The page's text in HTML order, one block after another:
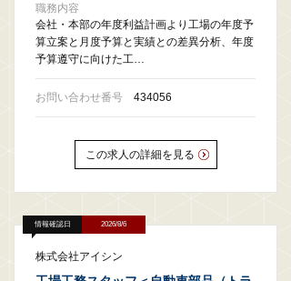
職務内容
会社・本部の年度利益計画より工場の年度予
算立案と月度予算と実績との差異分析、年度
予算遵守に向けた工…
お問い合わせ番号 434056
この求人の詳細を見る
情報確認日 2026/8/6
株式会社アイシン